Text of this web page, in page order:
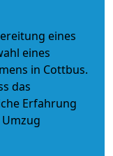
eines
eines
in Cottbus.
das
Erfahrung